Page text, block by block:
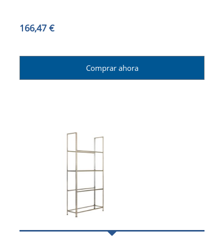
166,47 €
Comprar ahora